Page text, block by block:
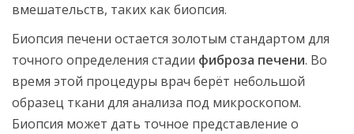
вмешательств, таких как биопсия.
Биопсия печени остается золотым стандартом для
точного определения стадии фиброза печени. Во
время этой процедуры врач берёт небольшой
образец ткани для анализа под микроскопом.
Биопсия может дать точное представление о